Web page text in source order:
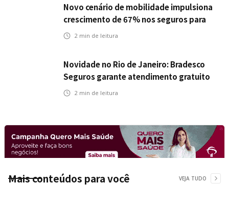
Novo cenário de mobilidade impulsiona
crescimento de 67% nos seguros para
veículos elétricos da Bradesco Seguros
2 min de leitura
Novidade no Rio de Janeiro: Bradesco
Seguros garante atendimento gratuito
na Ponte Rio-Niterói
2 min de leitura
Mais conteúdos para você VEJA TUDO